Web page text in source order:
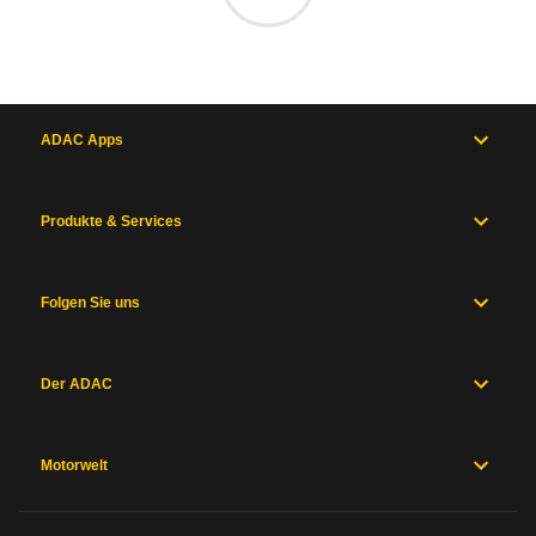
ADAC Apps
Produkte & Services
Folgen Sie uns
Der ADAC
Motorwelt